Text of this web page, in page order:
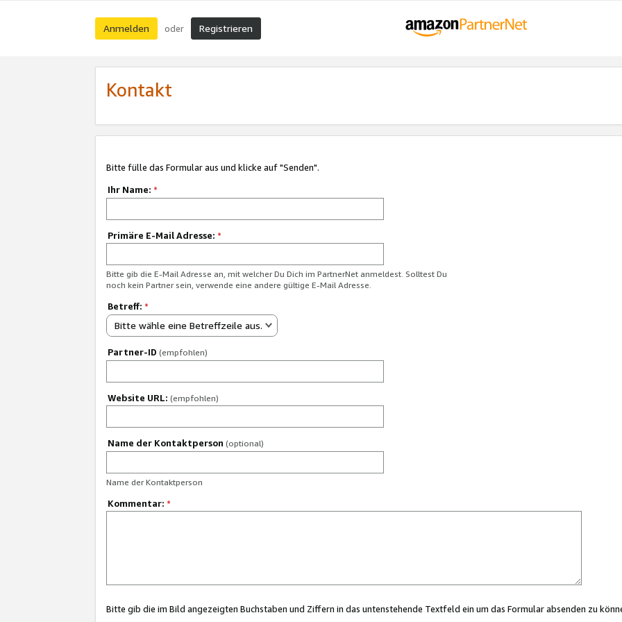
Anmelden oder Registrieren
Kontakt
Bitte fülle das Formular aus und klicke auf "Senden".
Ihr Name: *
Primäre E-Mail Adresse: *
Bitte gib die E-Mail Adresse an, mit welcher Du Dich im PartnerNet anmeldest. Solltest Du
noch kein Partner sein, verwende eine andere gültige E-Mail Adresse.
Betreff: *
Bitte wähle eine Betreffzeile aus.
Partner-ID (empfohlen)
Website URL: (empfohlen)
Name der Kontaktperson (optional)
Name der Kontaktperson
Kommentar: *
Bitte gib die im Bild angezeigten Buchstaben und Ziffern in das untenstehende Textfeld ein um das Formular absenden zu